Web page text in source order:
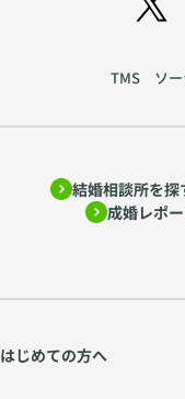
TMS ソー
結婚相談所を探
成婚レポ
はじめての方へ